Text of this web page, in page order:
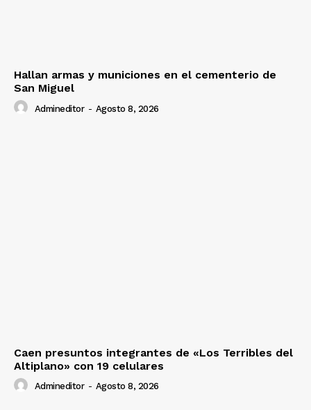
Hallan armas y municiones en el cementerio de
San Miguel
Admineditor - Agosto 8, 2026
Caen presuntos integrantes de «Los Terribles del
Altiplano» con 19 celulares
Admineditor - Agosto 8, 2026